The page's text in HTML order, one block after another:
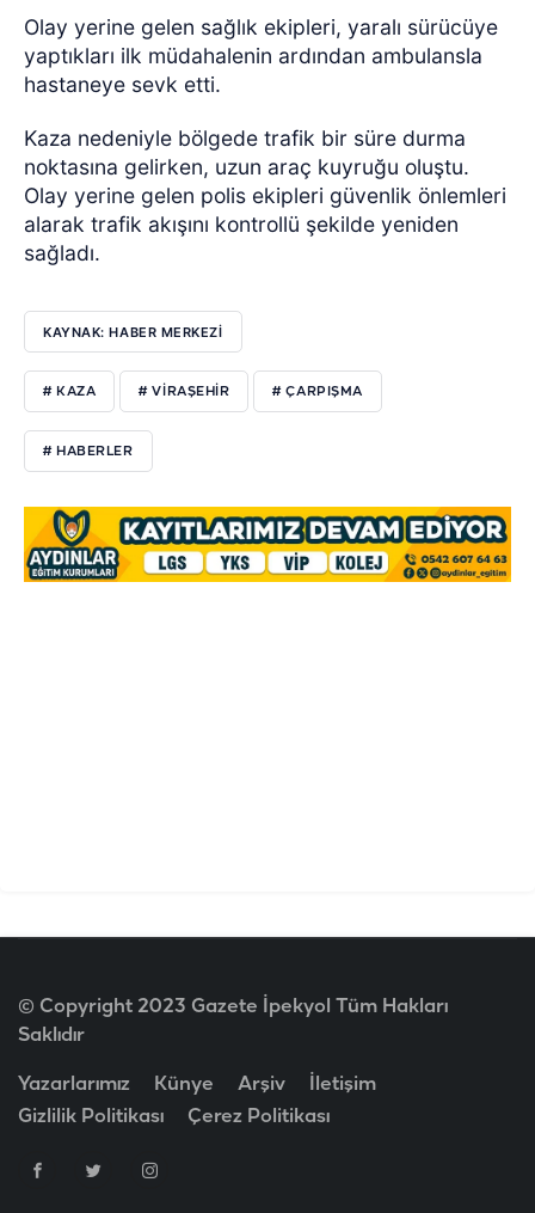
Olay yerine gelen sağlık ekipleri, yaralı sürücüye
yaptıkları ilk müdahalenin ardından ambulansla
hastaneye sevk etti.
Kaza nedeniyle bölgede trafik bir süre durma
noktasına gelirken, uzun araç kuyruğu oluştu.
Olay yerine gelen polis ekipleri güvenlik önlemleri
alarak trafik akışını kontrollü şekilde yeniden
sağladı.
KAYNAK: HABER MERKEZI
# KAZA # VIRAŞEHIR # ÇARPIŞMA
# HABERLER
© Copyright 2023 Gazete İpekyol Tüm Hakları
Saklıdır
Yazarlarımız Künye Arşiv
İletişim
Gizlilik Politikası
Çerez Politikası